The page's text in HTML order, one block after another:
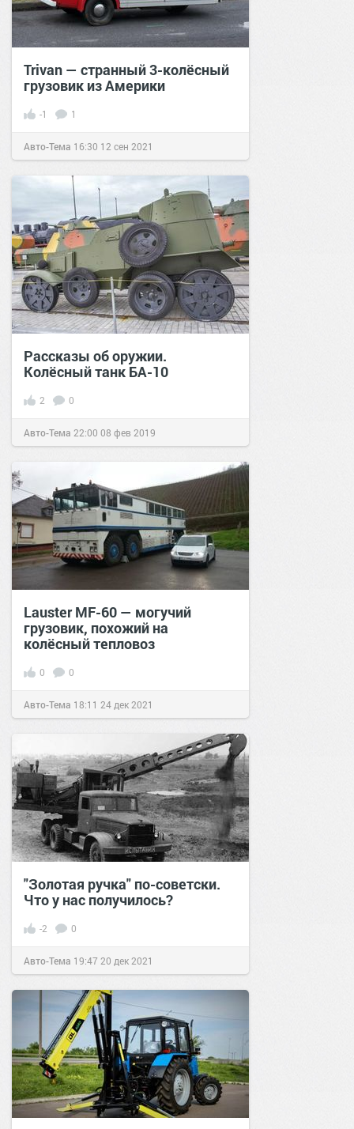
Trivan — странный 3-колёсный
грузовик из Америки
-1 1
Авто-Тема 16:30 12 сен 2021
Рассказы об оружии.
Колёсный танк БА-10
2 0
Авто-Тема 22:00 08 фев 2019
Lauster MF-60 — могучий
грузовик, похожий на
колёсный тепловоз
0 0
Авто-Тема 18:11 24 дек 2021
"Золотая ручка" по-советски.
Что у нас получилось?
-2 0
Авто-Тема 19:47 20 дек 2021